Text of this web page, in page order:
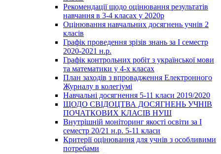
Рекомендації щодо оцінювання результатів
навчання в 3-4 класах у 2020р
Оцінювання навчальних досягнень учнів 2
класів
Графік проведення зрізів знань за І семестр
2020-2021 н.р.
Графік контрольних робіт з української мови
та математики у 4-х класах
План заходів з впровадження Електронного
Журналу в колегіумі
Навчальні досягнення 5-11 класи 2019/2020
ЩОДО СВІДОЦТВА ДОСЯГНЕНЬ УЧНІВ
ПОЧАТКОВИХ КЛАСІВ НУШ
Внутрішній моніторинг якості освіти за І
семестр 20/21 н.р. 5-11 класи
Критерії оцінювання для учнів з особливими
потребами